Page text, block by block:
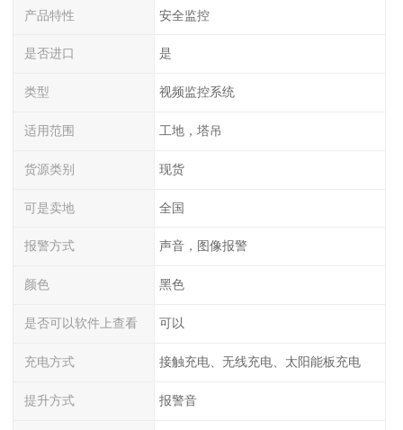
产品特性 安全监控
是否进口 是
类型 视频监控系统
适用范围 工地，塔吊
货源类别 现货
可是卖地 全国
报警方式 声音，图像报警
颜色 黑色
是否可以软件上查看 可以
充电方式 接触充电、无线充电、太阳能板充电
提升方式 报警音